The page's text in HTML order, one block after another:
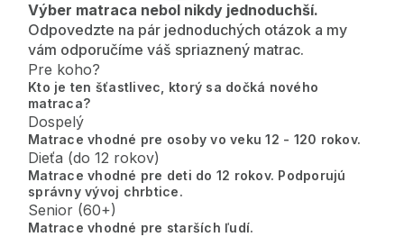
Výber matraca nebol nikdy jednoduchší.
Odpovedzte na pár jednoduchých otázok a my
vám odporučíme váš spriaznený matrac.
Pre koho?
Kto je ten šťastlivec, ktorý sa dočká nového
matraca?
Dospelý
Matrace vhodné pre osoby vo veku 12 - 120 rokov.
Dieťa (do 12 rokov)
Matrace vhodné pre deti do 12 rokov. Podporujú
správny vývoj chrbtice.
Senior (60+)
Matrace vhodné pre starších ľudí.